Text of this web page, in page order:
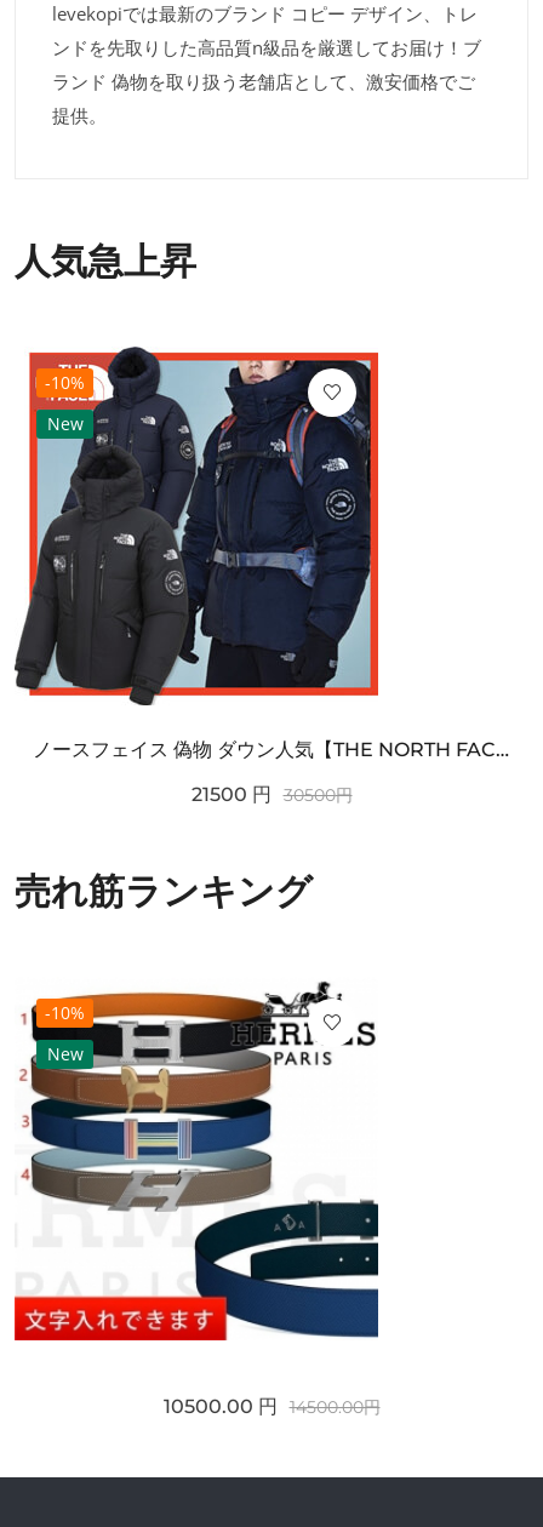
levekopiでは最新のブランド コピー デザイン、トレ
ンドを先取りした高品質n級品を厳選してお届け！ブ
ランド 偽物を取り扱う老舗店として、激安価格でご
提供。
人気急上昇
-10%
New
ノースフェイス 偽物 ダウン人気【THE NORTH FACE】M'S 7 SUMMIT HIM...
21500 円 30500円
売れ筋ランキング
-10%
New
10500.00 円 14500.00円